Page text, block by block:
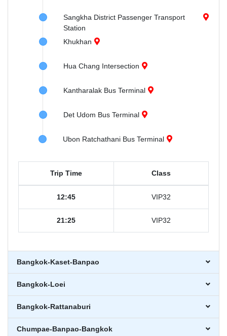
Sangkha District Passenger Transport
Station
Khukhan
Hua Chang Intersection
Kantharalak Bus Terminal
Det Udom Bus Terminal
Ubon Ratchathani Bus Terminal
Trip Time Class
12:45 VIP32
21:25 VIP32
Bangkok-Kaset-Banpao
Bangkok-Loei
Bangkok-Rattanaburi
Chumpae-Banpao-Bangkok